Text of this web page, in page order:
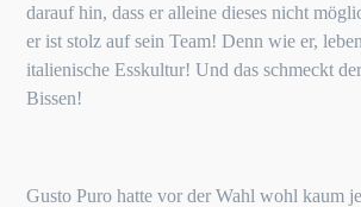
darauf hin, dass er alleine dieses nicht
er ist stolz auf sein Team! Denn wie er,
italienische Esskultur! Und das schmeckt
Bissen!
Gusto Puro hatte vor der Wahl wohl kaum